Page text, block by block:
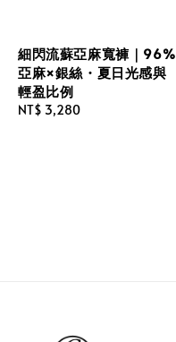
細閃流蘇亞麻寬褲｜96%
亞麻×銀絲・夏日光感與
輕盈比例
Regular
NT$ 3,280